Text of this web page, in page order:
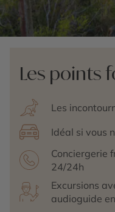
Les points
Les
Idéal si vous
Conciergerie
24/24h
Excursions
audioguide